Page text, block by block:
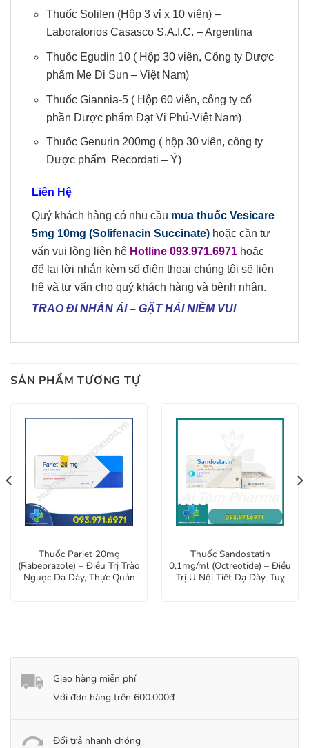
Thuốc Solifen (Hộp 3 vỉ x 10 viên) –
Laboratorios Casasco S.A.I.C. – Argentina
Thuốc Egudin 10 ( Hộp 30 viên, Công ty Dược
phẩm Me Di Sun – Việt Nam)
Thuốc Giannia-5 ( Hộp 60 viên, công ty cổ
phần Dược phẩm Đạt Vi Phú-Việt Nam)
Thuốc Genurin 200mg ( hộp 30 viên, công ty
Dược phẩm Recordati – Ý)
Liên Hệ
Quý khách hàng có nhu cầu mua thuốc Vesicare
5mg 10mg (Solifenacin Succinate) hoặc cần tư
vấn vui lòng liên hệ Hotline 093.971.6971 hoặc
để lại lời nhắn kèm số điện thoại chúng tôi sẽ liên
hệ và tư vấn cho quý khách hàng và bệnh nhân.
TRAO ĐI NHÂN ÁI– GẶT HÁI NIỀM VUI
SẢN PHẨM TƯƠNG TỰ
Thuốc Pariet 20mg
(Rabeprazole) – Điều Trị Trào
Ngược Dạ Dày, Thực Quản
Thuốc Sandostatin
0,1mg/ml (Octreotide) – Điều
Trị U Nội Tiết Dạ Dày, Tuỵ
Giao hàng miễn phí
Với đơn hàng trên 600.000đ
Đổi trả nhanh chóng